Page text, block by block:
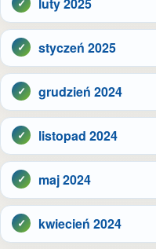
styczeń 2025
grudzień 2024
listopad 2024
maj 2024
kwiecień 2024